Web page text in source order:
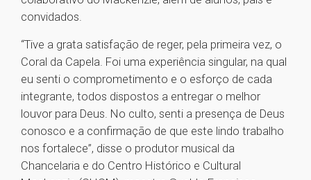
convidados.
“Tive a grata satisfação de reger, pela primeira vez, o
Coral da Capela. Foi uma experiência singular, na qual
eu senti o comprometimento e o esforço de cada
integrante, todos dispostos a entregar o melhor
louvor para Deus. No culto, senti a presença de Deus
conosco e a confirmação de que este lindo trabalho
nos fortalece”, disse o produtor musical da
Chancelaria e do Centro Histórico e Cultural